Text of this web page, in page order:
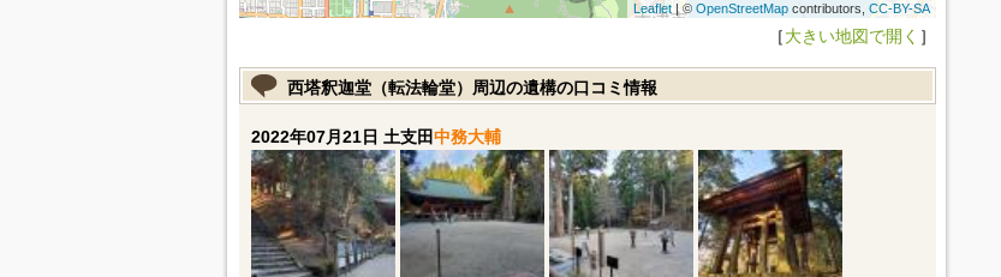
Leaflet| © OpenStreetMapcontributors, CC-BY-SA
［大きい地図で開く ］
西塔釈迦堂（転法輪堂）周辺の遺構の口コミ情報
2022年07月21日 土支田中務大輔